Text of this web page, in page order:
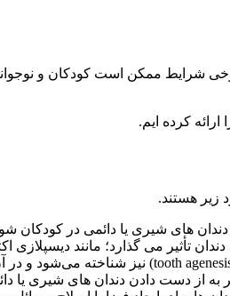
شرایط ممکن است کودکان و
کرده‌ ایم.
زیر هستند.
های شیری یا دائمی در کودکان
تأثیر می گذارد؛ مانند
از دست دادن دندان های شیری یا